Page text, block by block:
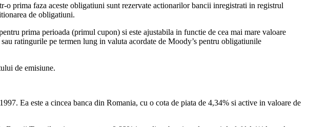
prima faza aceste obligatiuni sunt rezervate actionarilor bancii inregistrati in registrul
de obligatiuni.
prima perioada (primul cupon) si este ajustabila in functie de cea mai mare valoare
ratingurile pe termen lung in valuta acordate de Moody’s pentru obligatiunile
de emisiune.
Ea este a cincea banca din Romania, cu o cota de piata de 4,34% si active in valoare de